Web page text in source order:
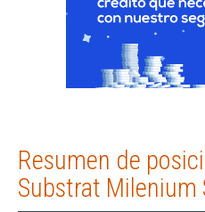
Resumen de
Substrat Milenium